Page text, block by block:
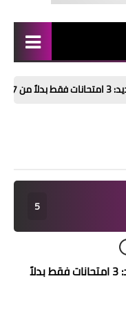
الانترنت
5
كورس New ICDL الجديد: 3 امتحانات فقط بدلاً